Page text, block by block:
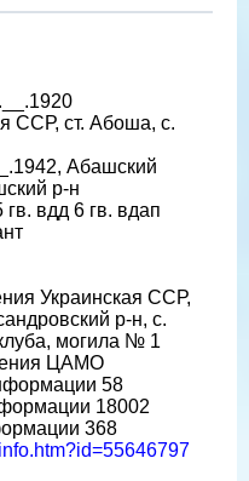
ССР, ст. Абоша, с.
Абашский
р-н
вдд 6 гв. вдап
Украинская ССР,
р-н, с.
могила № 1
ЦАМО
58
18002
368